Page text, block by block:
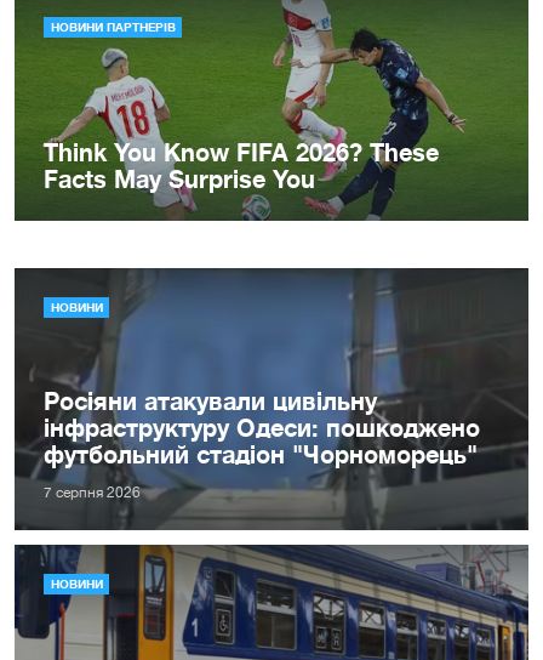
НОВИНИ
Росіяни атакували цивільну
інфраструктуру Одеси: пошкоджено
футбольний стадіон "Чорноморець"
7 серпня 2026
НОВИНИ